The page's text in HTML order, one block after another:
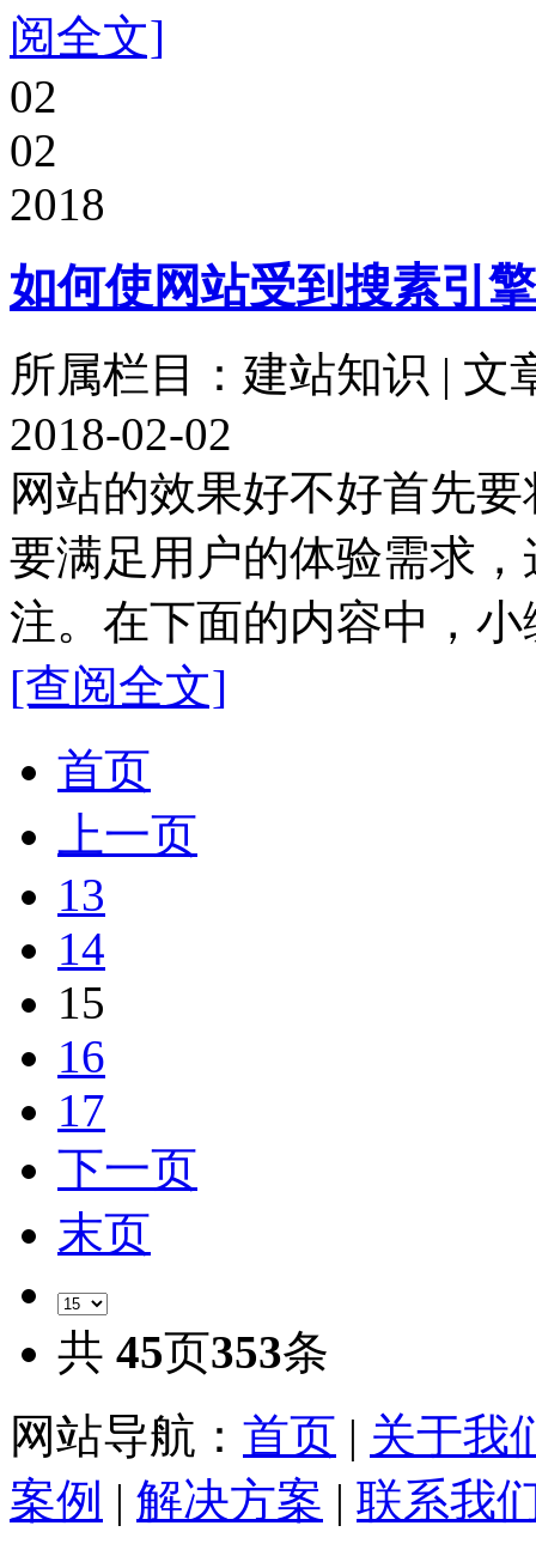
阅全文]
02
02
2018
如何使网站受到搜素引
所属栏目：建站知识 | 文
2018-02-02
网站的效果好不好首先
要满足用户的体验需求
注。在下面的内容中，
[查阅全文]
首页
上一页
13
14
15
16
17
下一页
末页
共 45页353条
网站导航： 首页 | 关于我
案例 | 解决方案 | 联系我